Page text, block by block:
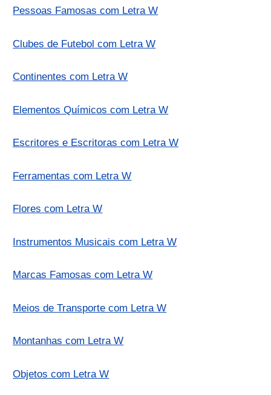
Pessoas Famosas com Letra W
Clubes de Futebol com Letra W
Continentes com Letra W
Elementos Químicos com Letra W
Escritores e Escritoras com Letra W
Ferramentas com Letra W
Flores com Letra W
Instrumentos Musicais com Letra W
Marcas Famosas com Letra W
Meios de Transporte com Letra W
Montanhas com Letra W
Objetos com Letra W